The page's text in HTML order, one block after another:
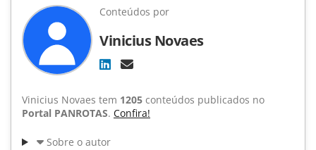
Conteúdos por
Vinicius Novaes
Vinicius Novaes tem 1205 conteúdos publicados no
Portal PANROTAS. Confira!
Sobre o autor